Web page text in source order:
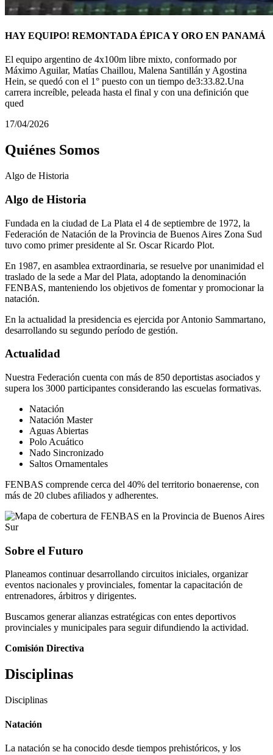
HAY EQUIPO! REMONTADA ÉPICA Y ORO EN PANAMÁ
El equipo argentino de 4x100m libre mixto, conformado por
Máximo Aguilar, Matías Chaillou, Malena Santillán y Agostina
Hein, se quedó con el 1° puesto con un tiempo de3:33.82.Una
carrera increíble, peleada hasta el final y con una definición que
qued
17/04/2026
Quiénes Somos
Algo de Historia
Algo de Historia
Fundada en la ciudad de La Plata el 4 de septiembre de 1972, la
Federación de Natación de la Provincia de Buenos Aires Zona Sud
tuvo como primer presidente al Sr. Oscar Ricardo Plot.
En 1987, en asamblea extraordinaria, se resuelve por unanimidad el
traslado de la sede a Mar del Plata, adoptando la denominación
FENBAS, manteniendo los objetivos de fomentar y promocionar la
natación.
En la actualidad la presidencia es ejercida por Antonio Sammartano,
desarrollando su segundo período de gestión.
Actualidad
Nuestra Federación cuenta con más de 850 deportistas asociados y
supera los 3000 participantes considerando las escuelas formativas.
Natación
Natación Master
Aguas Abiertas
Polo Acuático
Nado Sincronizado
Saltos Ornamentales
FENBAS comprende cerca del 40% del territorio bonaerense, con
más de 20 clubes afiliados y adherentes.
Sobre el Futuro
Planeamos continuar desarrollando circuitos iniciales, organizar
eventos nacionales y provinciales, fomentar la capacitación de
entrenadores, árbitros y dirigentes.
Buscamos generar alianzas estratégicas con entes deportivos
provinciales y municipales para seguir difundiendo la actividad.
Comisión Directiva
Disciplinas
Disciplinas
Natación
La natación se ha conocido desde tiempos prehistóricos, y los